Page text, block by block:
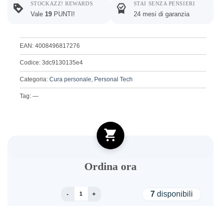
STOCKAZZ! REWARDS
Vale 19 PUNTI!
STAI SENZA PENSIERI
24 mesi di garanzia
EAN: 4008496817276
Codice: 3dc9130135e4
Categoria: Cura personale, Personal Tech
Tag: —
Ordina ora
REMINGTON HAIR CLIPPER ALL IN ONE KIT
7 disponibili